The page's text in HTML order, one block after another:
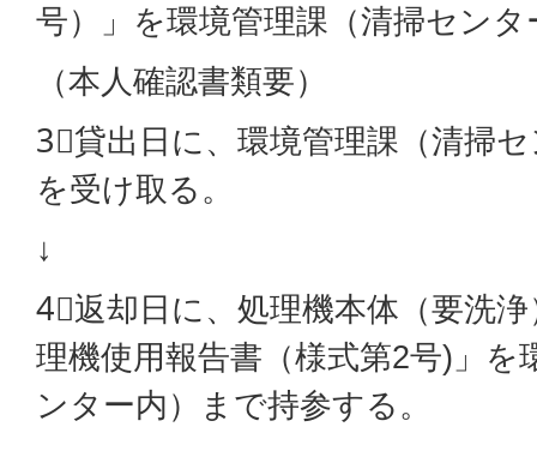
号）」を環境管理課（清掃セン
（本人確認書類要）
3⃣貸出日に、環境管理課（清掃
を受け取る。
↓
4⃣返却日に、処理機本体（要洗
理機使用報告書（様式第2号)」を
ンター内）まで持参する。